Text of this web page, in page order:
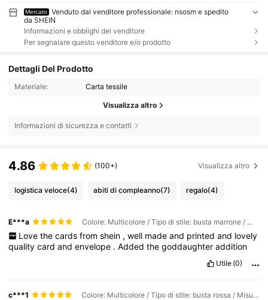
Mercato
Venduto dal venditore professionale: nsosm e spedito
da SHEIN
Informazioni e obblighi del venditore
Per segnalare questo venditore e/o prodotto
Dettagli Del Prodotto
Materiale: Carta tessile
Visualizza altro
Informazioni di sicurezza e contatti
4.86 (100+) Visualizza altro
logistica veloce(4) abiti di compleanno(7) regalo(4)
E***a Colore: Multicolore / Tipo di stile: busta marrone / Misure: (12x17 cm)/(4,72x6,7 pollici)
Love the cards from shein , well made and printed and lovely
qualitycardandenvelope .Addedthegoddaughteraddition
Utile (0)
c***1 Colore: Multicolore / Tipo di stile: busta rossa / Misure: (12x17 cm)/(4,72x6,7 pollici)